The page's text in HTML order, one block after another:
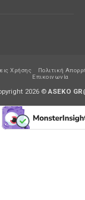
Χρήσης Πολιτική
Επικοινωνία
2026 ©ASEKO